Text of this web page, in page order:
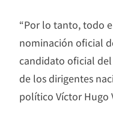
“Por lo tanto, todo
nominación oficial
candidato oficial
de los dirigentes
político Víctor Hugo